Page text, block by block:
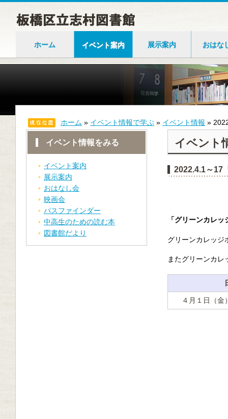
ホーム イベント案内 展示案内 おはな
ホーム » イベント情報で学ぶ » イベント情報 »
イベント情報をみる
イベント案内
展示案内
おはなし会
映画会
パスファインダー
中高生のための読む本
図書館だより
イベント
2022.4.1～17
「グリーンカレ
グリーンカレッジ
またグリーンカレ
４月１日（金